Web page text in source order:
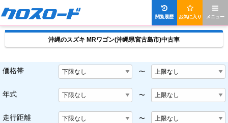
メニュー
お気に入り
閲覧履歴
沖縄のスズキ MRワゴン(沖縄県宮古島市)中古車
価格帯 〜
年式 〜
走行距離 〜